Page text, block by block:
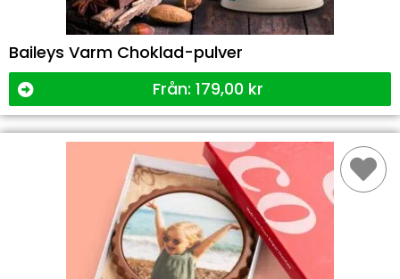
Baileys Varm Choklad-pulver
Från: 179,00 kr